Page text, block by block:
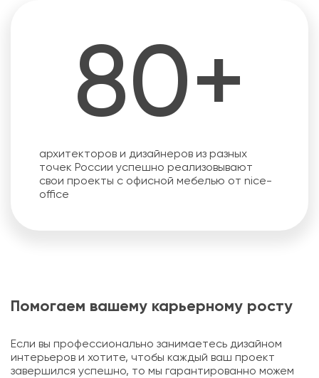
80+
архитекторов и дизайнеров из разных
точек России успешно реализовывают
свои проекты с офисной мебелью от nice-
office
Помогаем вашему карьерному росту
Если вы профессионально занимаетесь дизайном
интерьеров и хотите, чтобы каждый ваш проект
завершился успешно, то мы гарантированно можем